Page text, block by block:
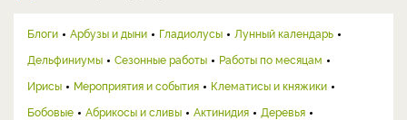
Блоги Арбузы и дыни Гладиолусы
Лунный календарь
Дельфиниумы
Сезонные работы
Работы по месяцам
Ирисы
Мероприятия и события
Клематисы и княжики
Бобовые
Абрикосы и сливы Актинидия Деревья